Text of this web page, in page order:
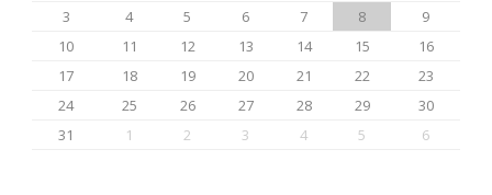
3
4 5 6 7 8
9
10
11 12 13 14 15
16
17
18 19 20 21 22
23
24
25 26 27 28 29
30
31
1 2 3 4 5 6